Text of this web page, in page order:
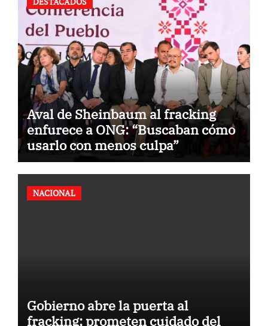
Aval de Sheinbaum al fracking
enfurece a ONG: “Buscaban cómo
usarlo con menos culpa”
NACIONAL
Gobierno abre la puerta al
fracking; prometen cuidado del